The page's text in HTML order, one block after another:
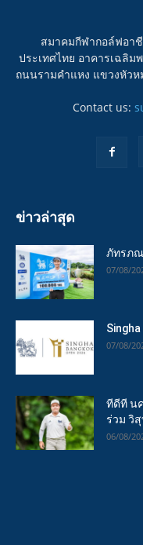
สมาคมกีฬากอล์ฟอา
ประเทศไทย อาคารเฉลิ
ถนนรามคำแหง แขวงหัวห
Contact us:
ข่าวล่าสุด
ภัทรภณ
07/08/
07/08/
ทีดีที น
ร่วม วิ
06/08/